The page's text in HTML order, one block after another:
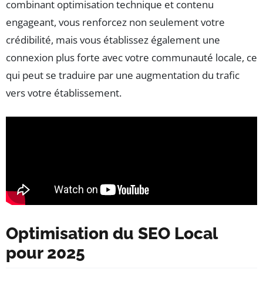
combinant optimisation technique et contenu
engageant, vous renforcez non seulement votre
crédibilité, mais vous établissez également une
connexion plus forte avec votre communauté locale, ce
qui peut se traduire par une augmentation du trafic
vers votre établissement.
Optimisation du SEO Local
pour 2025